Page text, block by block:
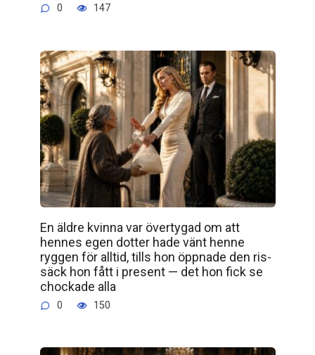
0 147
En äldre kvinna var övertygad om att
hennes egen dotter hade vänt henne
ryggen för alltid, tills hon öppnade den ris­
säck hon fått i present — det hon fick se
chockade alla
0 150